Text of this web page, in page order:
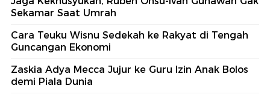
Sekamar Saat Umrah
Cara Teuku Wisnu Sedekah ke Rakyat di Tengah
Guncangan Ekonomi
Zaskia Adya Mecca Jujur ke Guru Izin Anak Bolos
demi Piala Dunia